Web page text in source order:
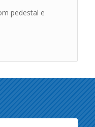
pedestal e